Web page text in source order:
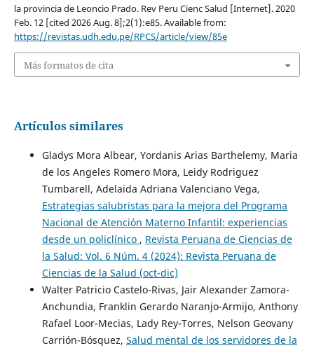
la provincia de Leoncio Prado. Rev Peru Cienc Salud [Internet]. 2020
Feb. 12 [cited 2026 Aug. 8];2(1):e85. Available from:
https://revistas.udh.edu.pe/RPCS/article/view/85e
Más formatos de cita
Artículos similares
Gladys Mora Albear, Yordanis Arias Barthelemy, Maria
de los Angeles Romero Mora, Leidy Rodriguez
Tumbarell, Adelaida Adriana Valenciano Vega,
Estrategias salubristas para la mejora del Programa
Nacional de Atención Materno Infantil: experiencias
desde un policlínico , Revista Peruana de Ciencias de
la Salud: Vol. 6 Núm. 4 (2024): Revista Peruana de
Ciencias de la Salud (oct-dic)
Walter Patricio Castelo-Rivas, Jair Alexander Zamora-
Anchundia, Franklin Gerardo Naranjo-Armijo, Anthony
Rafael Loor-Mecias, Lady Rey-Torres, Nelson Geovany
Carrión-Bósquez, Salud mental de los servidores de la